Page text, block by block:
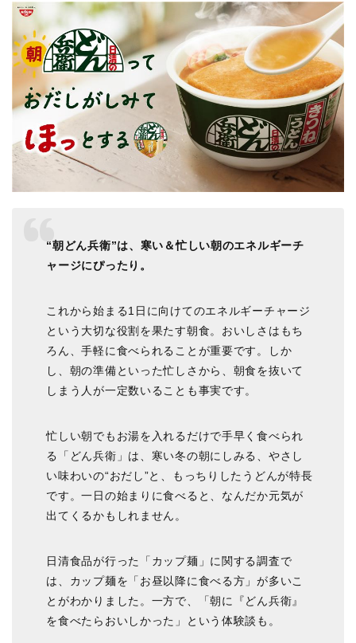
“朝どん兵衛”は、寒い＆忙しい朝のエネルギーチ
ャージにぴったり。
これから始まる1日に向けてのエネルギーチャージ
という大切な役割を果たす朝食。おいしさはもち
ろん、手軽に食べられることが重要です。しか
し、朝の準備といった忙しさから、朝食を抜いて
しまう人が一定数いることも事実です。
忙しい朝でもお湯を入れるだけで手早く食べられ
る「どん兵衛」は、寒い冬の朝にしみる、やさし
い味わいの“おだし”と、もっちりしたうどんが特長
です。一日の始まりに食べると、なんだか元気が
出てくるかもしれません。
日清食品が行った「カップ麺」に関する調査で
は、カップ麺を「お昼以降に食べる方」が多いこ
とがわかりました。一方で、「朝に『どん兵衛』
を食べたらおいしかった」という体験談も。